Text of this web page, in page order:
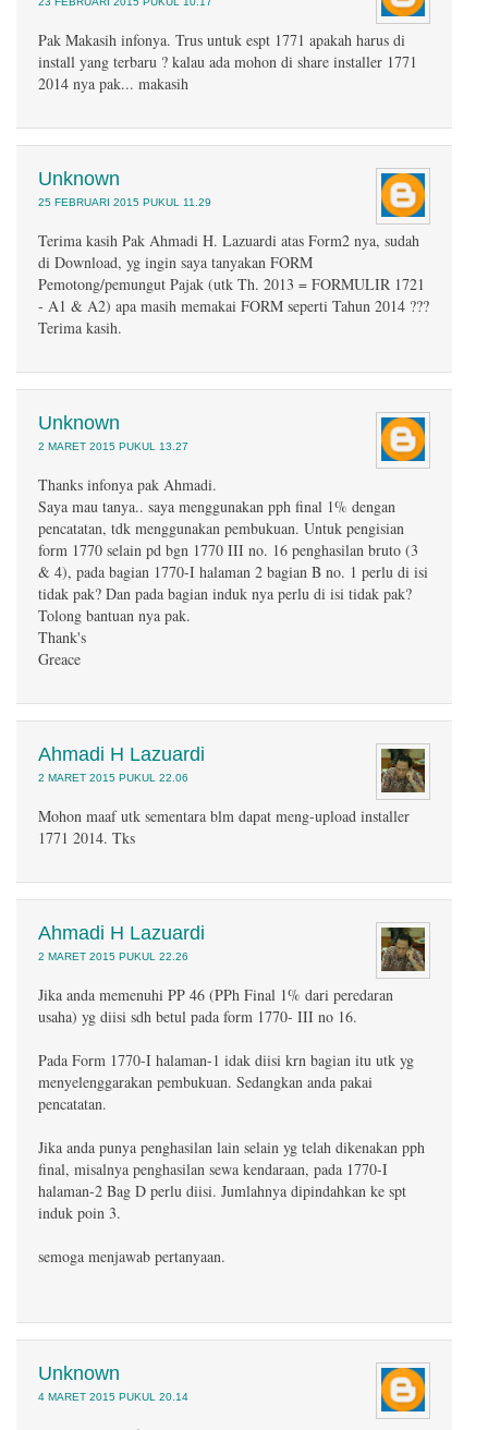
Pak Makasih infonya. Trus untuk espt 1771 apakah harus di
install yang terbaru ? kalau ada mohon di share installer 1771
2014 nya pak... makasih
Unknown
25 FEBRUARI 2015 PUKUL 11.29
Terima kasih Pak Ahmadi H. Lazuardi atas Form2 nya, sudah
di Download, yg ingin saya tanyakan FORM
Pemotong/pemungut Pajak (utk Th. 2013 = FORMULIR 1721
- A1 & A2) apa masih memakai FORM seperti Tahun 2014 ???
Terima kasih.
Unknown
2 MARET 2015 PUKUL 13.27
Thanks infonya pak Ahmadi.
Saya mau tanya.. saya menggunakan pph final 1% dengan
pencatatan, tdk menggunakan pembukuan. Untuk pengisian
form 1770 selain pd bgn 1770 III no. 16 penghasilan bruto (3
& 4), pada bagian 1770-I halaman 2 bagian B no. 1 perlu di isi
tidak pak? Dan pada bagian induk nya perlu di isi tidak pak?
Tolong bantuan nya pak.
Thank's
Greace
Ahmadi H Lazuardi
2 MARET 2015 PUKUL 22.06
Mohon maaf utk sementara blm dapat meng-upload installer
1771 2014. Tks
Ahmadi H Lazuardi
2 MARET 2015 PUKUL 22.26
Jika anda memenuhi PP 46 (PPh Final 1% dari peredaran
usaha) yg diisi sdh betul pada form 1770- III no 16.
Pada Form 1770-I halaman-1 idak diisi krn bagian itu utk yg
menyelenggarakan pembukuan. Sedangkan anda pakai
pencatatan.
Jika anda punya penghasilan lain selain yg telah dikenakan pph
final, misalnya penghasilan sewa kendaraan, pada 1770-I
halaman-2 Bag D perlu diisi. Jumlahnya dipindahkan ke spt
induk poin 3.
semoga menjawab pertanyaan.
Unknown
4 MARET 2015 PUKUL 20.14